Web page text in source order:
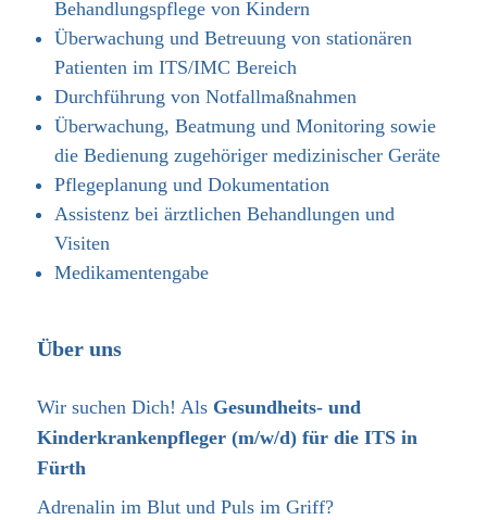
Über uns
Wir suchen Dich! Als Gesundheits- und
Kinderkrankenpfleger (m/w/d) für die ITS in
Fürth
Adrenalin im Blut und Puls im Griff?
Behandlungspflege von Kindern
Überwachung und Betreuung von stationären
Patienten im ITS/IMC Bereich
Durchführung von Notfallmaßnahmen
Überwachung, Beatmung und Monitoring sowie
die Bedienung zugehöriger medizinischer Geräte
Pflegeplanung und Dokumentation
Assistenz bei ärztlichen Behandlungen und
Visiten
Medikamentengabe